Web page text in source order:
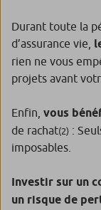
Durant toute la
d’assurance vie,
rien ne vous
projets avant
Enfin, vous
de rachat(2) :
imposables.
Investir sur un
un risque de